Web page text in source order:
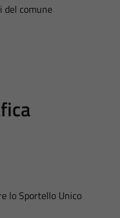
comune
lo Sportello Unico